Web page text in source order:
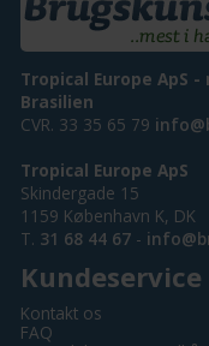
Tropical Europe ApS
Brasilien
CVR. 33 35 65 79
Tropical Europe ApS
Skindergade 15
1159 København K, DK
T. 31 68 44 67 -
Kundeservice
Kontakt os
FAQ